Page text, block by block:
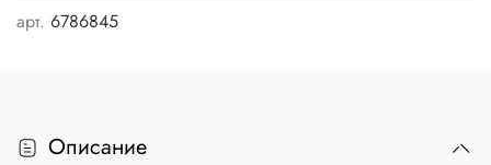
арт. 6786845
Описание